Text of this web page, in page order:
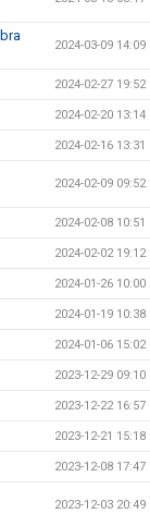
2024-03-09 14:09
2024-02-27 19:52
2024-02-20 13:14
2024-02-16 13:31
2024-02-09 09:52
2024-02-08 10:51
2024-02-02 19:12
2024-01-26 10:00
2024-01-19 10:38
2024-01-06 15:02
2023-12-29 09:10
2023-12-22 16:57
2023-12-21 15:18
2023-12-08 17:47
2023-12-03 20:49